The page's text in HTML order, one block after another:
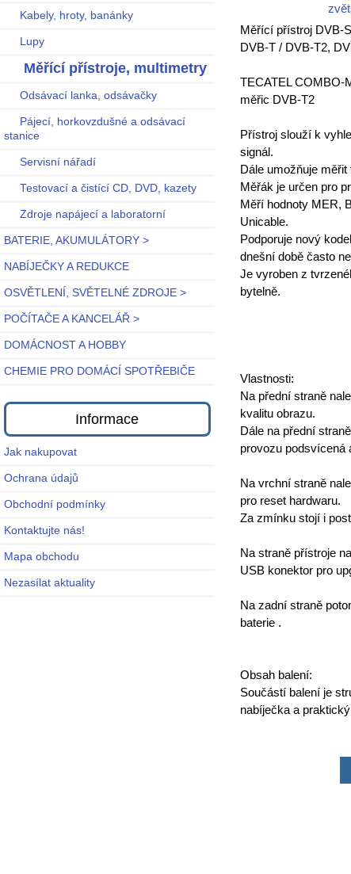
Kabely, hroty, banánky
Lupy
Měřící přístroje, multimetry
Odsávací lanka, odsávačky
Pájecí, horkovzdušné a odsávací
stanice
Servisní nářadí
Testovací a čistící CD, DVD, kazety
Zdroje napájecí a laboratorní
BATERIE, AKUMULÁTORY >
NABÍJEČKY A REDUKCE
OSVĚTLENÍ, SVĚTELNÉ ZDROJE >
POČÍTAČE A KANCELÁŘ >
DOMÁCNOST A HOBBY
CHEMIE PRO DOMÁCÍ SPOTŘEBIČE
Informace
Jak nakupovat
Ochrana údajů
Obchodní podmínky
Kontaktujte nás!
Mapa obchodu
Nezasílat aktuality
Měřící přístroj DVB-
DVB-T / DVB-T2,
TECATEL COMBO-
měřic DVB-T2
Přístroj slouží k
signál.
Dále umožňuje
Měřák je určen pro
Měří hodnoty MER,
Unicable.
Podporuje nový
dnešní době často
Je vyroben z
bytelně.
Vlastnosti:
Na přední straně
kvalitu obrazu.
Dále na přední
provozu podsvícená
Na vrchní straně
pro reset hardwaru.
Za zmínku stojí i
Na straně přístroje
USB konektor pro
Na zadní straně
baterie .
Obsah balení:
Součástí balení je
nabíječka a